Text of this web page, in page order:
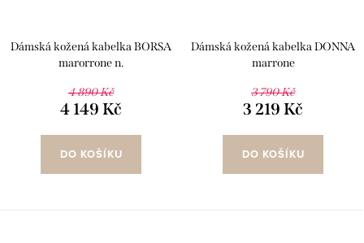
Dámská kožená kabelka BORSA
marorrone n.
4 890 Kč
4 149 Kč
DO KOŠÍKU
Dámská kožená kabelka DONNA
marrone
3 790 Kč
3 219 Kč
DO KOŠÍKU